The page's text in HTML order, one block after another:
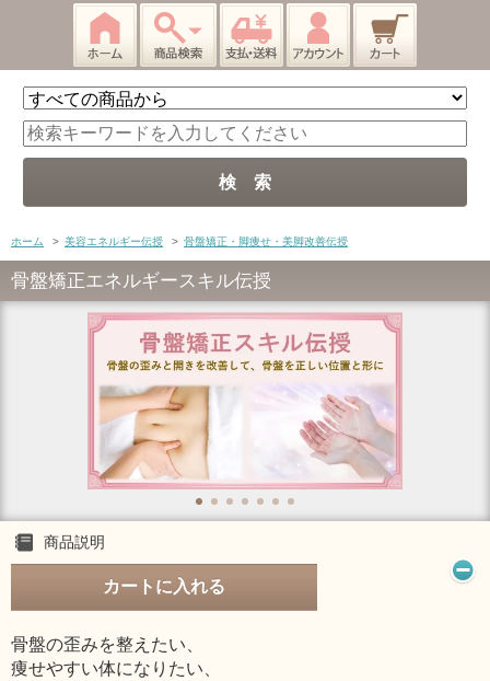
ホーム > 美容エネルギー伝授 > 骨盤矯正・脚痩せ・美脚改善伝授
骨盤矯正エネルギースキル伝授
商品説明
カートに入れる
骨盤の歪みを整えたい、
痩せやすい体になりたい、